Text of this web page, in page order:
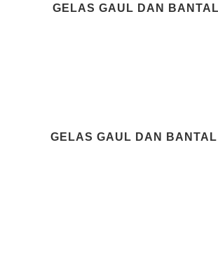
GELAS GAUL DAN
GELAS GAUL DAN